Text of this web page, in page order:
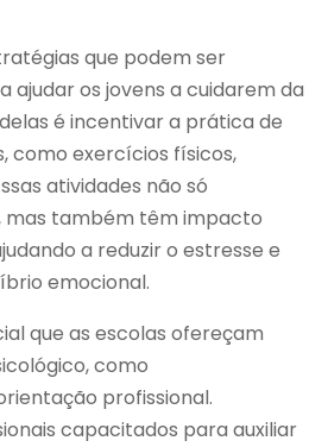
que podem ser
ajudar os jovens a cuidarem da
é incentivar a prática de
como exercícios físicos,
atividades não só
mas também têm impacto
a reduzir o estresse e
emocional.
que as escolas ofereçam
como
profissional.
capacitados para auxiliar